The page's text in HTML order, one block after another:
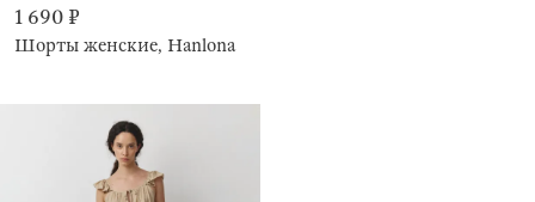
1 690 ₽
Шорты женские, Hanlona